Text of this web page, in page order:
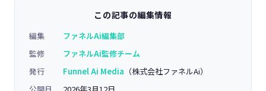
この記事の編集情報
編集
ファネルAi編集部
監修
ファネルAi監修チーム
発行
Funnel Ai Media （株式会社ファネルAi）